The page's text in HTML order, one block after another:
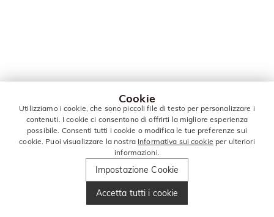
Cookie
Utilizziamo i cookie, che sono piccoli file di testo per personalizzare i
contenuti. I cookie ci consentono di offrirti la migliore esperienza
possibile. Consenti tutti i cookie o modifica le tue preferenze sui
cookie. Puoi visualizzare la nostra Informativa sui cookie per ulteriori
informazioni.
Impostazione Cookie
Accetta tutti i cookie